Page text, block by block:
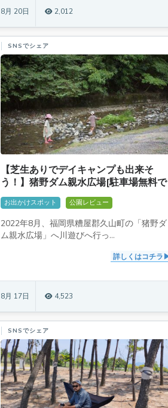
8月 20日 2,012
SNSでシェア
【芝生ありでデイキャンプも出来そ
う！】猪野ダム親水広場[駐車場無料で
トイレもあるよ]
お出かけスポット 公園レビュー
2022年8月、福岡県糟屋郡久山町の「猪野ダ
ム親水広場」へ川遊びへ行っ...
詳しくはコチラ
8月 17日 4,523
SNSでシェア